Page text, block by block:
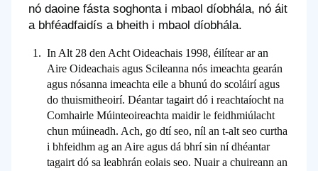
nó daoine fásta soghonta i mbaol díobhála, nó áit
a bhféadfaidís a bheith i mbaol díobhála.
Footnote
1. In Alt 28 den Acht Oideachais 1998, éilítear ar an
Aire Oideachais agus Scileanna nós imeachta gearán
agus nósanna imeachta eile a bhunú do scoláirí agus
do thuismitheoirí. Déantar tagairt dó i reachtaíocht na
Comhairle Múinteoireachta maidir le feidhmiúlacht
chun múineadh. Ach, go dtí seo, níl an t-alt seo curtha
i bhfeidhm ag an Aire agus dá bhrí sin ní dhéantar
tagairt dó sa leabhrán eolais seo. Nuair a chuireann an